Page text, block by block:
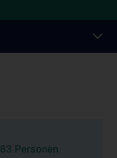
83 Personen